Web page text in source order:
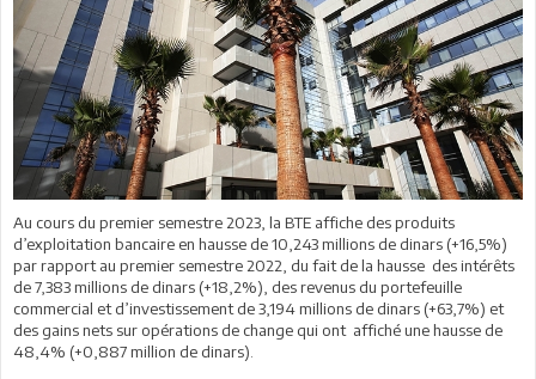
Au cours du premier semestre 2023, la BTE affiche des produits
d’exploitation bancaire en hausse de 10,243 millions de dinars (+16,5%)
par rapport au premier semestre 2022, du fait de la hausse des intérêts
de 7,383 millions de dinars (+18,2%), des revenus du portefeuille
commercial et d’investissement de 3,194 millions de dinars (+63,7%) et
des gains nets sur opérations de change qui ont affiché une hausse de
48,4% (+0,887 million de dinars).